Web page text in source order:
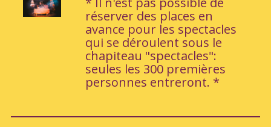
réserver des places en
avance pour les spectacles
qui se déroulent sous le
chapiteau "spectacles":
seules les 300 premières
personnes entreront. *